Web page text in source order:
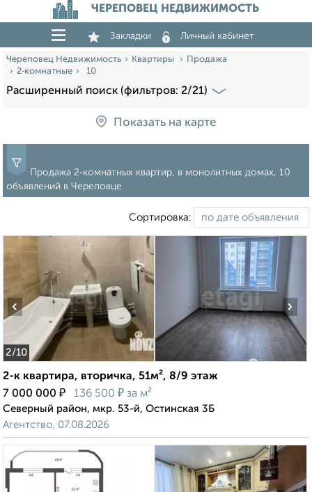
ЧЕРЕПОВЕЦ НЕДВИЖИМОСТЬ
Закладки Личный кабинет
Череповец Недвижимость Квартиры
Продажа
2‑комнатные
10
Расширенный поиск (фильтров: 2/21)
Показать на карте
Продажа 2‑комнатных квартир, в монолитных домах, 10
объявлений в Череповце
Сортировка:
2/10
‹ ›
2-к квартира, вторичка, 51м², 8/9 этаж
7 000 000 ₽ 136 500 ₽ за м²
Северный район, мкр. 53-й, Остинская 3Б
Агентство, 07.08.2026